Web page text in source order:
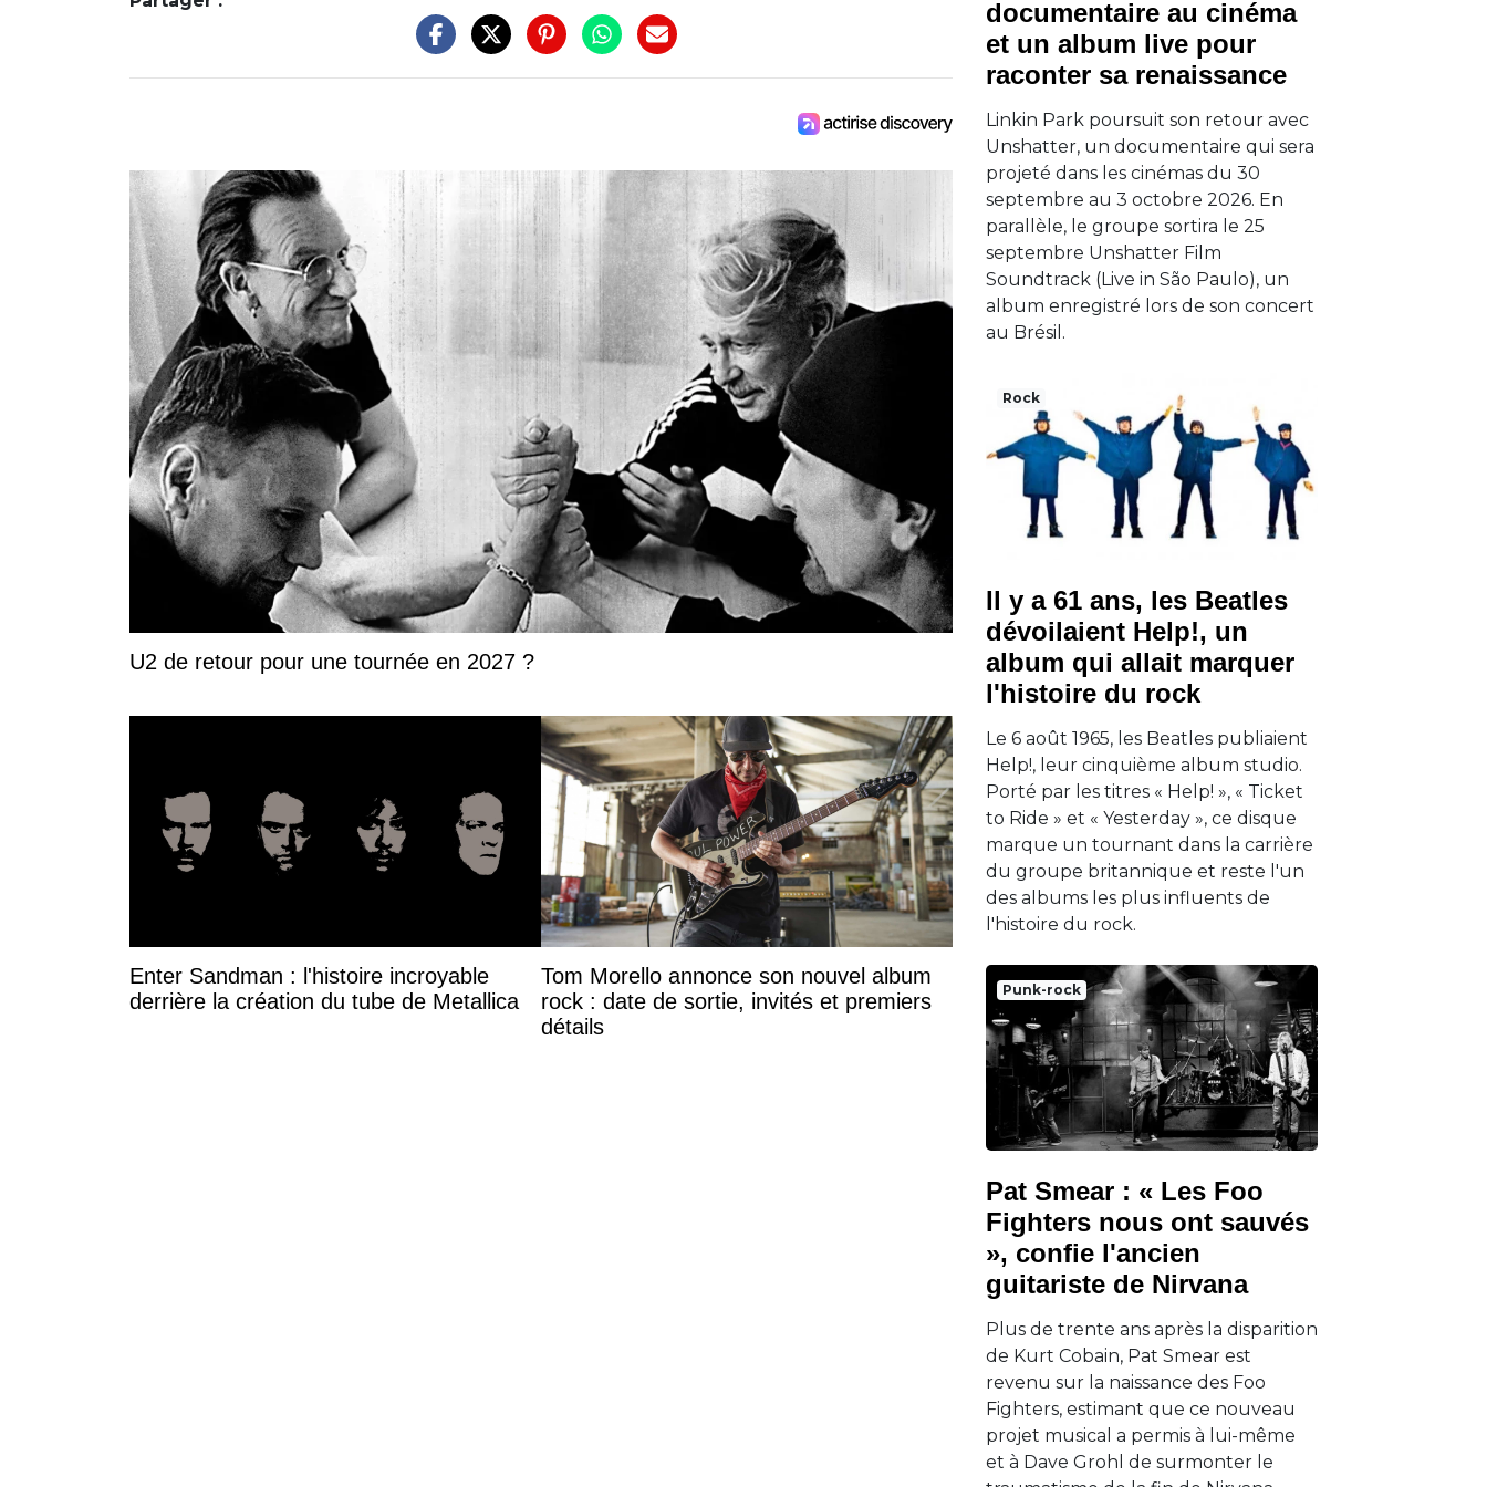
U2 de retour pour une tournée en 2027 ?
Enter Sandman : l'histoire incroyable
derrière la création du tube de Metallica
Tom Morello annonce son nouvel album
rock : date de sortie, invités et premiers
détails
documentaire au cinéma
et un album live pour
raconter sa renaissance
Linkin Park poursuit son retour avec
Unshatter, un documentaire qui sera
projeté dans les cinémas du 30
septembre au 3 octobre 2026. En
parallèle, le groupe sortira le 25
septembre Unshatter Film
Soundtrack (Live in São Paulo), un
album enregistré lors de son concert
au Brésil.
Rock
Il y a 61 ans, les Beatles
dévoilaient Help!, un
album qui allait marquer
l'histoire du rock
Le 6 août 1965, les Beatles publiaient
Help!, leur cinquième album studio.
Porté par les titres « Help! », « Ticket
to Ride » et « Yesterday », ce disque
marque un tournant dans la carrière
du groupe britannique et reste l'un
des albums les plus influents de
l'histoire du rock.
Punk-rock
Pat Smear : « Les Foo
Fighters nous ont sauvés
», confie l'ancien
guitariste de Nirvana
Plus de trente ans après la disparition
de Kurt Cobain, Pat Smear est
revenu sur la naissance des Foo
Fighters, estimant que ce nouveau
projet musical a permis à lui-même
et à Dave Grohl de surmonter le